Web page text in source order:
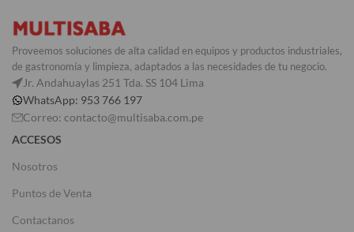
Proveemos soluciones de alta calidad en equipos y productos industriales,
de gastronomía y limpieza, adaptados a las necesidades de tu negocio.
Jr. Andahuaylas 251 Tda. SS 104 Lima
WhatsApp: 953 766 197
Correo: contacto@multisaba.com.pe
ACCESOS
Nosotros
Puntos de Venta
Contactanos